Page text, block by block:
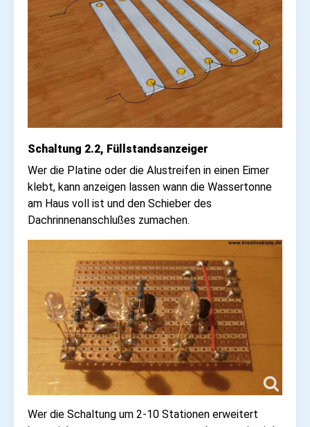
Schaltung 2.2, Füllstandsanzeiger
Wer die Platine oder die Alustreifen in einen Eimer
klebt, kann anzeigen lassen wann die Wassertonne
am Haus voll ist und den Schieber des
Dachrinnenanschlußes zumachen.
Wer die Schaltung um 2-10 Stationen erweitert